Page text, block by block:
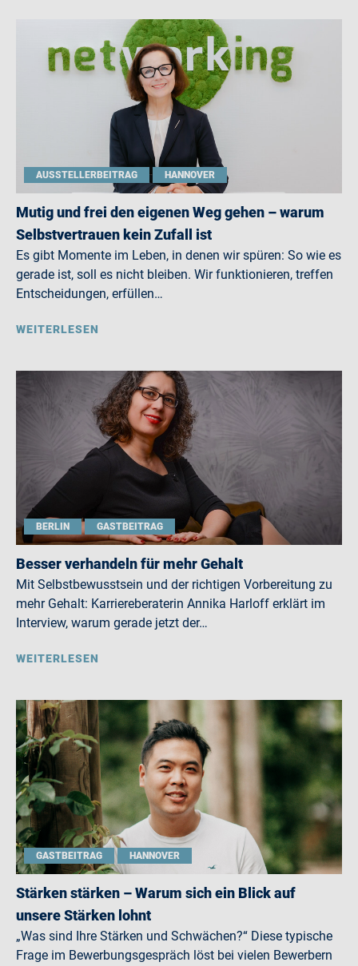
AUSSTELLERBEITRAG HANNOVER
Mutig und frei den eigenen Weg gehen – warum
Selbstvertrauen kein Zufall ist
Es gibt Momente im Leben, in denen wir spüren: So wie es
gerade ist, soll es nicht bleiben. Wir funktionieren, treffen
Entscheidungen, erfüllen…
WEITERLESEN
BERLIN GASTBEITRAG
Besser verhandeln für mehr Gehalt
Mit Selbstbewusstsein und der richtigen Vorbereitung zu
mehr Gehalt: Karriereberaterin Annika Harloff erklärt im
Interview, warum gerade jetzt der…
WEITERLESEN
GASTBEITRAG HANNOVER
Stärken stärken – Warum sich ein Blick auf
unsere Stärken lohnt
„Was sind Ihre Stärken und Schwächen?“ Diese typische
Frage im Bewerbungsgespräch löst bei vielen Bewerbern